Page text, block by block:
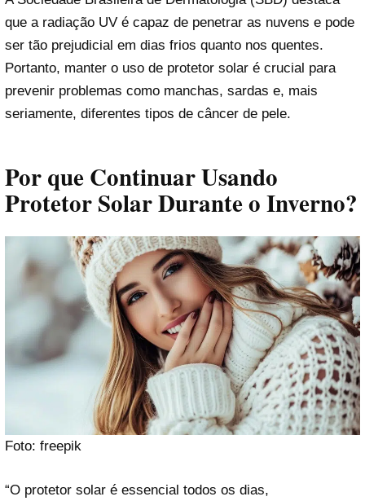
que a radiação UV é capaz de penetrar as nuvens e pode
ser tão prejudicial em dias frios quanto nos quentes.
Portanto, manter o uso de protetor solar é crucial para
prevenir problemas como manchas, sardas e, mais
seriamente, diferentes tipos de câncer de pele.
Por que Continuar Usando
Protetor Solar Durante o Inverno?
Foto: freepik
“O protetor solar é essencial todos os dias,